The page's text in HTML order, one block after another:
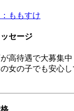
セージ
高待遇で大募集中
女の子でも安心